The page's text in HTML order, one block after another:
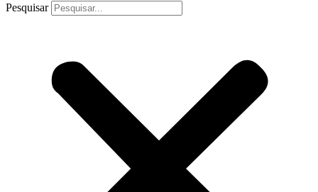
Pesquisar